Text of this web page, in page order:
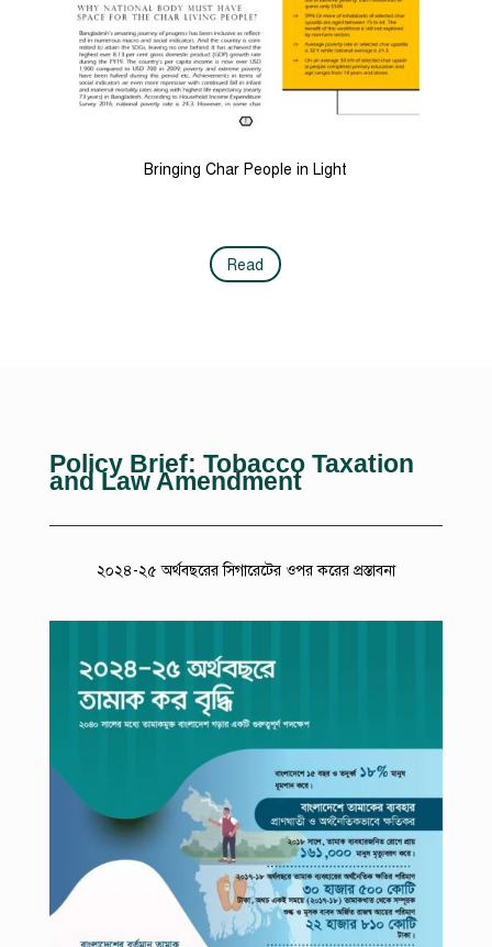
Bringing Char People in Light
Read
Policy Brief: Tobacco Taxation
and Law Amendment
২০২৪-২৫ অর্থবছরের সিগারেটের ওপর করের প্রস্তাবনা